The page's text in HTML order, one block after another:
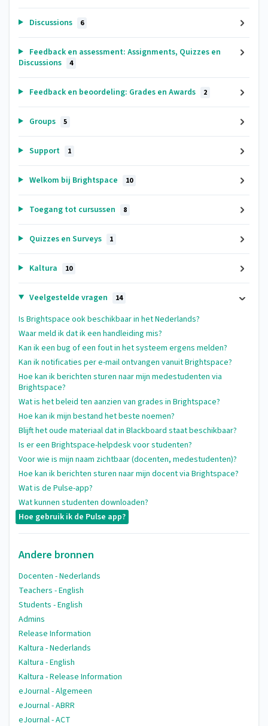
Discussions 6
Feedback en assessment: Assignments, Quizzes en
Discussions
4
Feedback en beoordeling: Grades en Awards 2
Groups 5
Support 1
Welkom bij Brightspace 10
Toegang tot cursussen 8
Quizzes en Surveys 1
Kaltura 10
Veelgestelde vragen 14
Is Brightspace ook beschikbaar in het Nederlands?
Waar meld ik dat ik een handleiding mis?
Kan ik een bug of een fout in het systeem ergens melden?
Kan ik notificaties per e-mail ontvangen vanuit Brightspace?
Hoe kan ik berichten sturen naar mijn medestudenten via
Brightspace?
Wat is het beleid ten aanzien van grades in Brightspace?
Hoe kan ik mijn bestand het beste noemen?
Blijft het oude materiaal dat in Blackboard staat beschikbaar?
Is er een Brightspace-helpdesk voor studenten?
Voor wie is mijn naam zichtbaar (docenten, medestudenten)?
Hoe kan ik berichten sturen naar mijn docent via Brightspace?
Wat is de Pulse-app?
Wat kunnen studenten downloaden?
Hoe gebruik ik de Pulse app?
Andere bronnen
Docenten - Nederlands
Teachers - English
Students - English
Admins
Release Information
Kaltura - Nederlands
Kaltura - English
Kaltura - Release Information
eJournal - Algemeen
eJournal - ABRR
eJournal - ACT